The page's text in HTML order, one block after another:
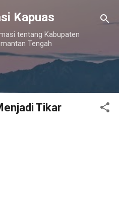
konten utama
Kapuas
tentang Kabupaten
Tengah
Tikar